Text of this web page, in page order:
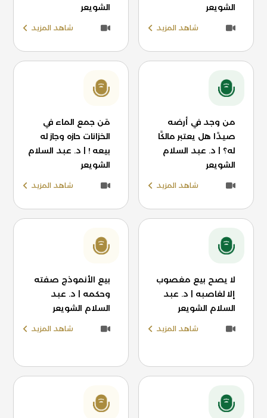
الشويعر
شاهد المزيد
الشويعر
شاهد المزيد
من وجد في أرضه
صيدًا هل يعتبر مالكًا
له؟ | د. عبد السلام
الشويعر
شاهد المزيد
مَن جمع الماء في
الخزانات حازه وجاز له
بيعه ! | د. عبد السلام
الشويعر
شاهد المزيد
لا يصح بيع مغصوب
إلا لغاصبه | د. عبد
السلام الشويعر
شاهد المزيد
بيع الأنموذج صفته
وحكمه | د. عبد
السلام الشويعر
شاهد المزيد